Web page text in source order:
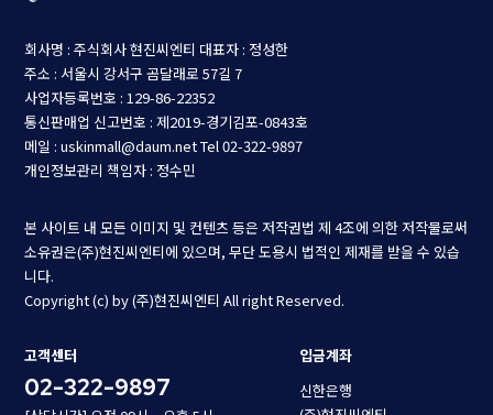
회사명 : 주식회사 현진씨엔티 대표자 : 정성한
주소 : 서울시 강서구 곰달래로 57길 7
사업자등록번호 : 129-86-22352
통신판매업 신고번호 : 제2019-경기김포-0843호
메일 : uskinmall@daum.netTel 02-322-9897
개인정보관리 책임자 : 정수민
본 사이트 내 모든 이미지 및 컨텐츠 등은 저작권법 제 4조에 의한 저작물로써
소유권은(주)현진씨엔티에 있으며, 무단 도용시 법적인 제재를 받을 수 있습
니다.
Copyright (c) by (주)현진씨엔티 All right Reserved.
고객센터
02-322-9897
입금계좌
신한은행